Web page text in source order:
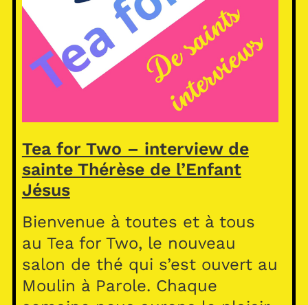
Tea for Two – interview de
sainte Thérèse de l’Enfant
Jésus
Bienvenue à toutes et à tous
au Tea for Two, le nouveau
salon de thé qui s’est ouvert au
Moulin à Parole. Chaque